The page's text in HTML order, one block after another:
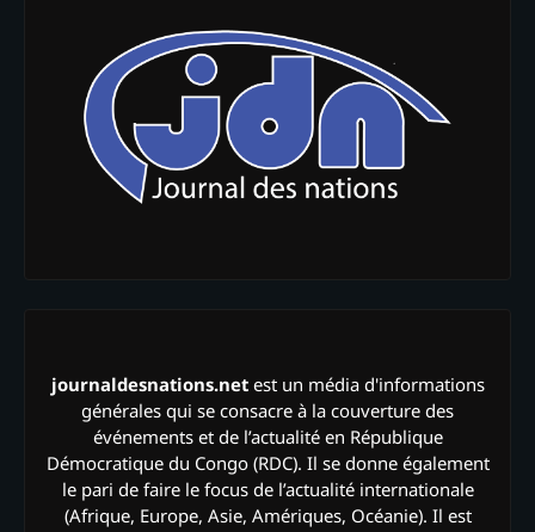
journaldesnations.netest un média d'informations
générales qui se consacre à la couverture des
événements et de l’actualité en République
Démocratique du Congo (RDC). Il se donne également
le pari de faire le focus de l’actualité internationale
(Afrique, Europe, Asie, Amériques, Océanie). Il est